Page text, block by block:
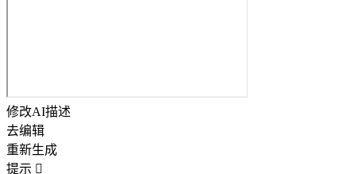
修改AI描述
去编辑
重新生成
提示 